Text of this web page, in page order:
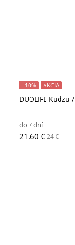
DUOLIFE Kudzu
- 10% AKCIA
do 7 dní
21.60 € 24 €